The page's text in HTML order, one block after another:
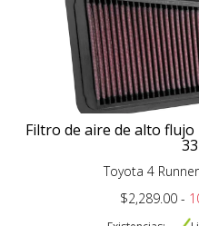
Filtro de aire de alto
Toyota 4
$2,289.00 -